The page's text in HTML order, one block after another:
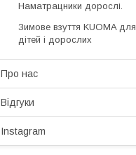
Наматрацники дорослі.
Зимове взуття KUOMA для
дітей і дорослих
Про нас
Відгуки
Instagram